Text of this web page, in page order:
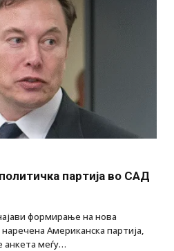
партија во САД
формирање на нова
Американска партија,
анкета меѓу…